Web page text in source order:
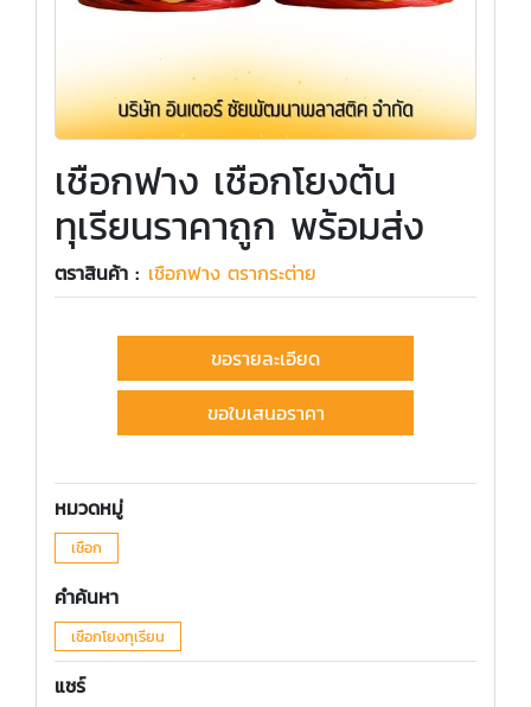
เชือกฟาง เชือกโยงต้น
ทุเรียนราคาถูก พร้อมส่ง
ตราสินค้า : เชือกฟาง ตรากระต่าย
ขอรายละเอียด
ขอใบเสนอราคา
หมวดหมู่
เชือก
คำค้นหา
เชือกโยงทุเรียน
แชร์